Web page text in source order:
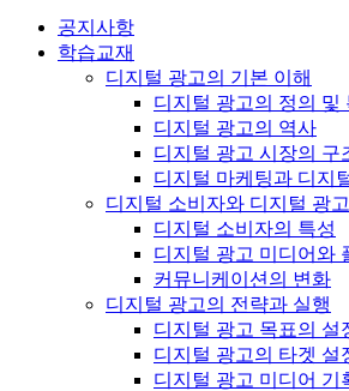
공지사항
학습교재
디지털 광고의 기본 이해
디지털 광고의 정의 및
디지털 광고의 역사
디지털 광고 시장의 구
디지털 마케팅과 디지
디지털 소비자와 디지털 광
디지털 소비자의 특성
디지털 광고 미디어와
커뮤니케이션의 변화
디지털 광고의 전략과 실행
디지털 광고 목표의 설
디지털 광고의 타겟 설
디지털 광고 미디어 기